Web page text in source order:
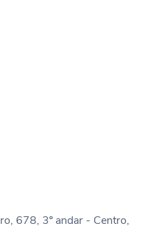
678, 3º andar - Centro,